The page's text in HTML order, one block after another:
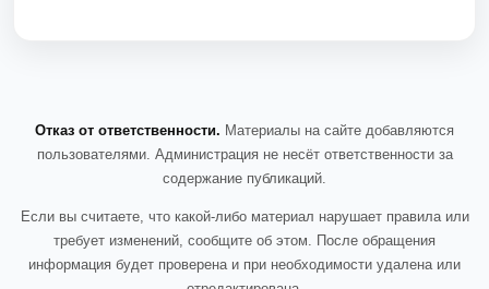
Отказ от ответственности. Материалы на сайте добавляются
пользователями. Администрация не несёт ответственности за
содержание публикаций.
Если вы считаете, что какой-либо материал нарушает правила или
требует изменений, сообщите об этом. После обращения
информация будет проверена и при необходимости удалена или